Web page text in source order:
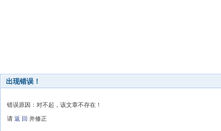
出现错误！
错误原因：对不起，该文章不存在！
请 返 回 并修正